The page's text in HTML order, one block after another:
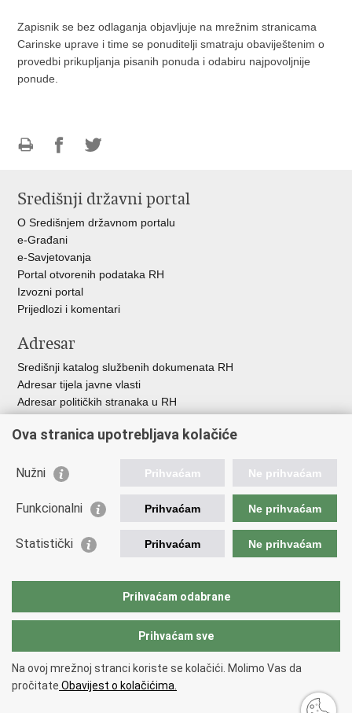
Zapisnik se bez odlaganja objavljuje na mrežnim stranicama
Carinske uprave i time se ponuditelji smatraju obaviještenim o
provedbi prikupljanja pisanih ponuda i odabiru najpovoljnije
ponude.
FacebookuTwitteru
Središnji državni portal
O Središnjem državnom portalu
e-Građani
e-Savjetovanja
Portal otvorenih podataka RH
Izvozni portal
Prijedlozi i komentari
Adresar
Središnji katalog službenih dokumenata RH
Adresar tijela javne vlasti
Adresar političkih stranaka u RH
Besplatni telefoni javne uprave
Važne poveznice
Vlada Republike Hrvatske
Europska komisija
Taxation and Customs Union
Copyright © 2026 Ministarstvo financija, Carinska uprava.
korištenja.
Ova stranica upotrebljava kolačiće
Nužni Prihvaćam Ne prihvaćam
Funkcionalni Prihvaćam Ne prihvaćam
Statistički Prihvaćam Ne prihvaćam
Prihvaćam odabrane
Prihvaćam sve
Na ovoj mrežnoj stranci koriste se kolačići. Molimo Vas da
pročitate Obavijest o kolačićima.